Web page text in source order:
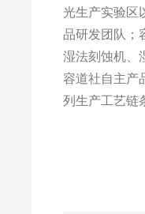
光生产实验区
品研发团队；
湿法刻蚀机、
容道社自主产
列生产工艺链